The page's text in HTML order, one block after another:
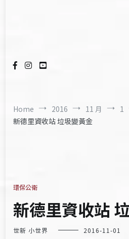
Home 2016 11 月
1
新德里資收站 垃圾變黃金
環保公衛
新德里資收站
世新 小世界 2016-11-01